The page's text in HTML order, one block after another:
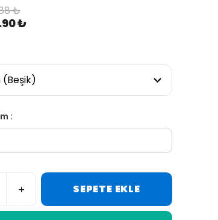
₺
₺
:
SEPETE EKLE